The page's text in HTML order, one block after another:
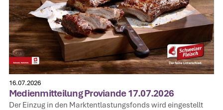
16.07.2026
Medienmitteilung Proviande 17.07.2026
Der Einzug in den Marktentlastungsfonds wird eingestellt